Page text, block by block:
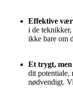
Effektive
i de
ikke bare om
Et trygt,
dit potentiale,
nødvendigt.